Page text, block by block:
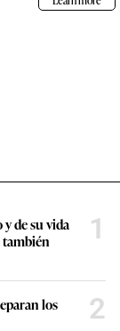
de su vida
también
1
los
2